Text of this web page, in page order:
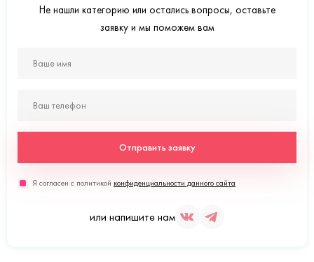
Не нашли категорию или остались вопросы, оставьте
заявку и мы поможем вам
Отправить заявку
Я согласен с политикой конфиденциальности данного сайта
или напишите нам